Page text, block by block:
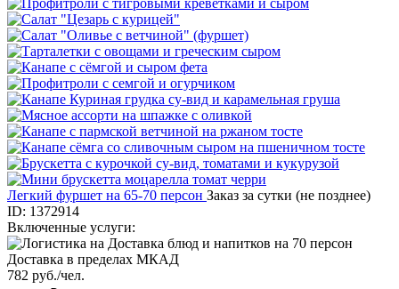
Легкий фуршет на 65-70 персон Заказ за сутки (не позднее)
ID: 1372914
Включенные услуги:
Доставка в пределах МКАД
782 руб./чел.